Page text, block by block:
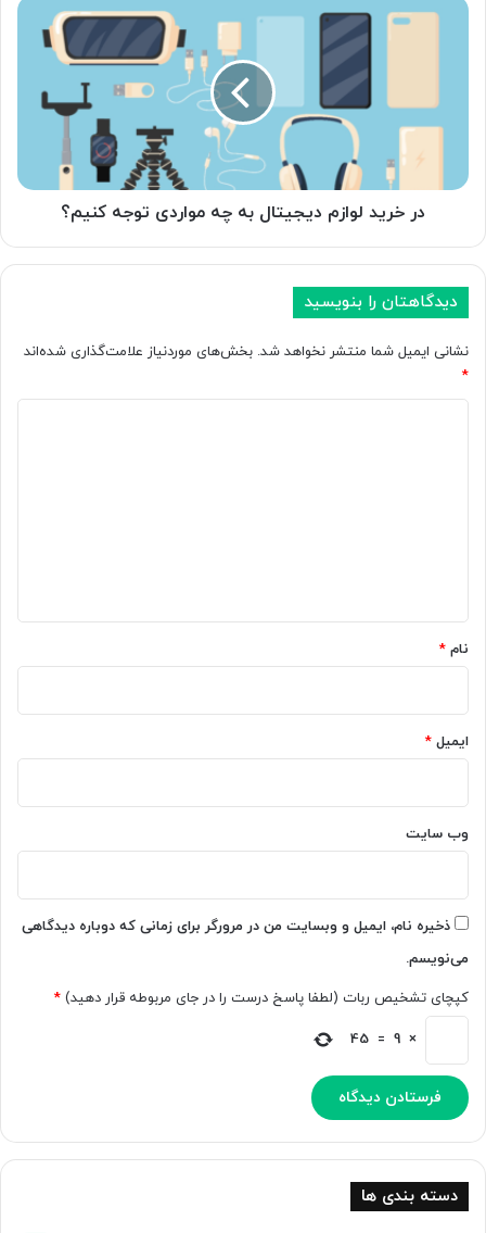
در
کنیم؟
در خرید لوازم دیجیتال به چه مواردی توجه کنیم؟
دیدگاهتان را بنویسید
نشانی ایمیل شما منتشر نخواهد شد. بخش‌های موردنیاز علامت‌گذاری شده‌اند
*
نام *
ایمیل *
وب‌ سایت
ذخیره نام، ایمیل و وبسایت من در مرورگر برای زمانی که دوباره دیدگاهی
می‌نویسم.
کپچای تشخیص ربات (لطفا پاسخ درست را در جای مربوطه قرار دهید) *
×
9
=
45
دسته بندی ها